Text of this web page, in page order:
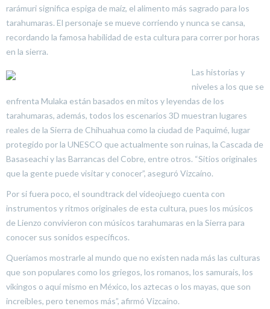
rarámuri significa espiga de maíz, el alimento más sagrado para los
tarahumaras. El personaje se mueve corriendo y nunca se cansa,
recordando la famosa habilidad de esta cultura para correr por horas
en la sierra.
Las historias y
niveles a los que se
enfrenta Mulaka están basados en mitos y leyendas de los
tarahumaras, además, todos los escenarios 3D muestran lugares
reales de la Sierra de Chihuahua como la ciudad de Paquimé, lugar
protegido por la UNESCO que actualmente son ruinas, la Cascada de
Basaseachi y las Barrancas del Cobre, entre otros. “Sitios originales
que la gente puede visitar y conocer”, aseguró Vizcaíno.
Por si fuera poco, el soundtrack del videojuego cuenta con
instrumentos y ritmos originales de esta cultura, pues los músicos
de Lienzo convivieron con músicos tarahumaras en la Sierra para
conocer sus sonidos específicos.
Queríamos mostrarle al mundo que no existen nada más las culturas
que son populares como los griegos, los romanos, los samurais, los
vikingos o aquí mismo en México, los aztecas o los mayas, que son
increíbles, pero tenemos más”, afirmó Vizcaíno.